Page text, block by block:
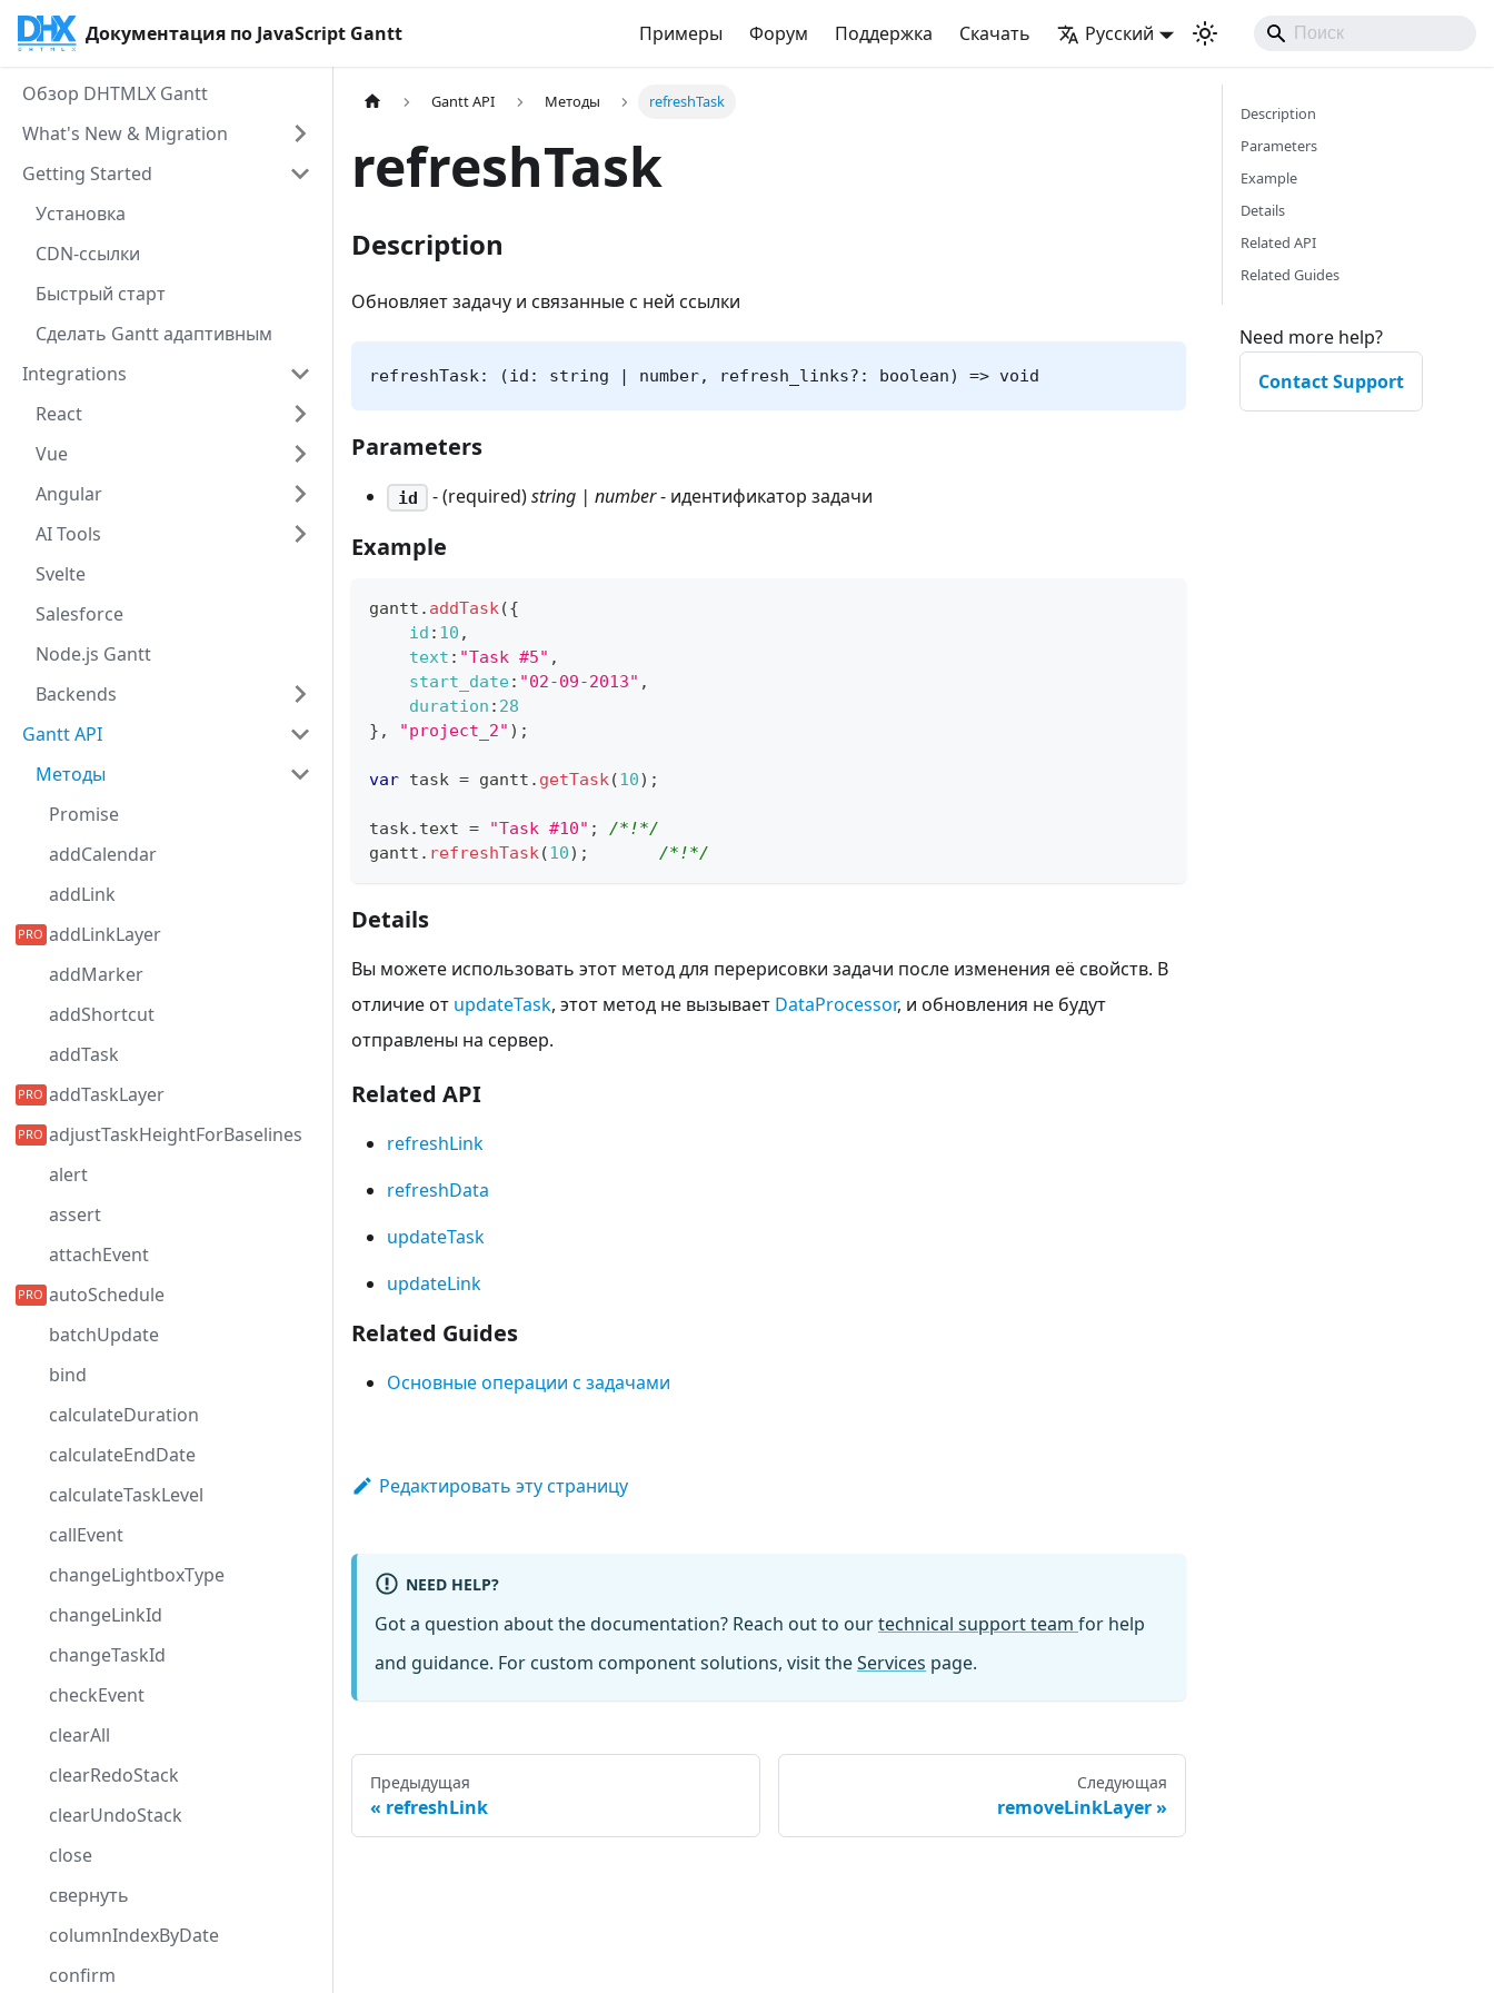
Документация по JavaScript Gantt Примеры Форум Поддержка Скачать Русский
Обзор DHTMLX Gantt
What's New & Migration
Getting Started
Установка
CDN-ссылки
Быстрый старт
Сделать Gantt адаптивным
Integrations
React
Vue
Angular
AI Tools
Svelte
Salesforce
Node.js Gantt
Backends
Gantt API
Методы
Promise
addCalendar
addLink
addLinkLayer
addMarker
addShortcut
addTask
addTaskLayer
adjustTaskHeightForBaselines
alert
assert
attachEvent
autoSchedule
batchUpdate
bind
calculateDuration
calculateEndDate
calculateTaskLevel
callEvent
changeLightboxType
changeLinkId
changeTaskId
checkEvent
clearAll
clearRedoStack
clearUndoStack
close
свернуть
columnIndexByDate
confirm
Gantt API Методы refreshTask
refreshTask
Description
Обновляет задачу и связанные с ней ссылки
refreshTask: (id: string | number, refresh_links?: boolean) => void
Parameters
id - (required)string | number- идентификатор задачи
Example
gantt . addTask({
id : 10 ,
text : "Task #5" ,
start_date: "02-09-2013" ,
duration : 28
} , "project_2" ) ;
var task = gantt . getTask(10) ;
task. text = "Task #10" ;
/*!*/
gantt . refreshTask(10) ; /*!*/
Details
Вы можете использовать этот метод для перерисовки задачи после изменения её свойств. В
отличие от updateTask, этот метод не вызывает DataProcessor, и обновления не будут
отправлены на сервер.
Related API
refreshLink
refreshData
updateTask
updateLink
Related Guides
Основные операции с задачами
Редактировать эту страницу
NEED HELP?
Got a question about the documentation? Reach out to ourtechnical support team for help
and guidance. For custom component solutions, visit theServices page.
Предыдущая
refreshLink
Следующая
removeLinkLayer
Description
Parameters
Example
Details
Related API
Related Guides
Need more help?
Contact Support